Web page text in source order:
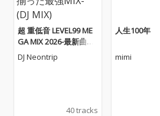
超 重低音 LEVEL99 ME
GA MIX 2026-最新曲か
ら定番人気曲まで揃っ
た最強MIX- (DJ MIX)
DJ Neontrip
40 tracks
人生100年
mimi